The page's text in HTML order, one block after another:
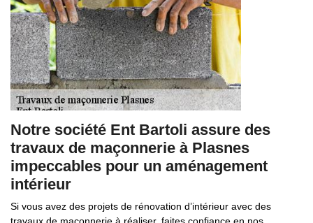
Notre société Ent Bartoli assure des
travaux de maçonnerie à Plasnes
impeccables pour un aménagement
intérieur
Si vous avez des projets de rénovation d’intérieur avec des